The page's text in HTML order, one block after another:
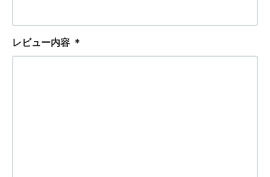
レビュー内容 ＊